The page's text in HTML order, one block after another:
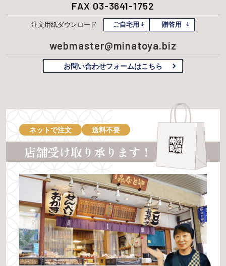
FAX 03-3641-1752
注文用紙ダウンロード ご自宅用 贈答用
webmaster@minatoya.biz
お問い合わせフォームはこちら
ネットで注文 送料不要
店舗受け取り承ります！